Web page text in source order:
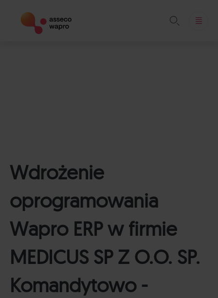

Wdrożenie
oprogramowania
Wapro ERP w firmie
MEDICUS SP Z O.O. SP.
Komandytowo -